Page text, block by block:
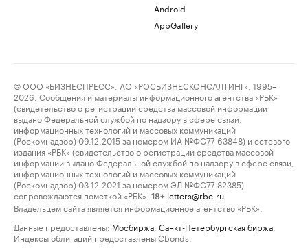
Android
AppGallery
© ООО «БИЗНЕСПРЕСС», АО «РОСБИЗНЕСКОНСАЛТИНГ», 1995–
2026. Сообщения и материалы информационного агентства «РБК»
(свидетельство о регистрации средства массовой информации
выдано Федеральной службой по надзору в сфере связи,
информационных технологий и массовых коммуникаций
(Роскомнадзор) 09.12.2015 за номером ИА №ФС77-63848) и сетевого
издания «РБК» (свидетельство о регистрации средства массовой
информации выдано Федеральной службой по надзору в сфере связи,
информационных технологий и массовых коммуникаций
(Роскомнадзор) 03.12.2021 за номером ЭЛ №ФС77-82385)
сопровождаются пометкой «РБК».
18+ letters@rbc.ru
Владельцем сайта является информационное агентство «РБК».
Данные предоставлены: Мосбиржа Санкт-Петербургская биржа
Индексы облигаций предоставлены Cbonds.